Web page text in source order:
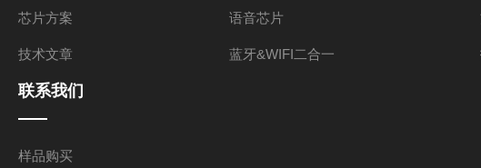
芯片方案
技术文章
语音芯片
蓝牙&WIFI二合一
联系我们
样品购买